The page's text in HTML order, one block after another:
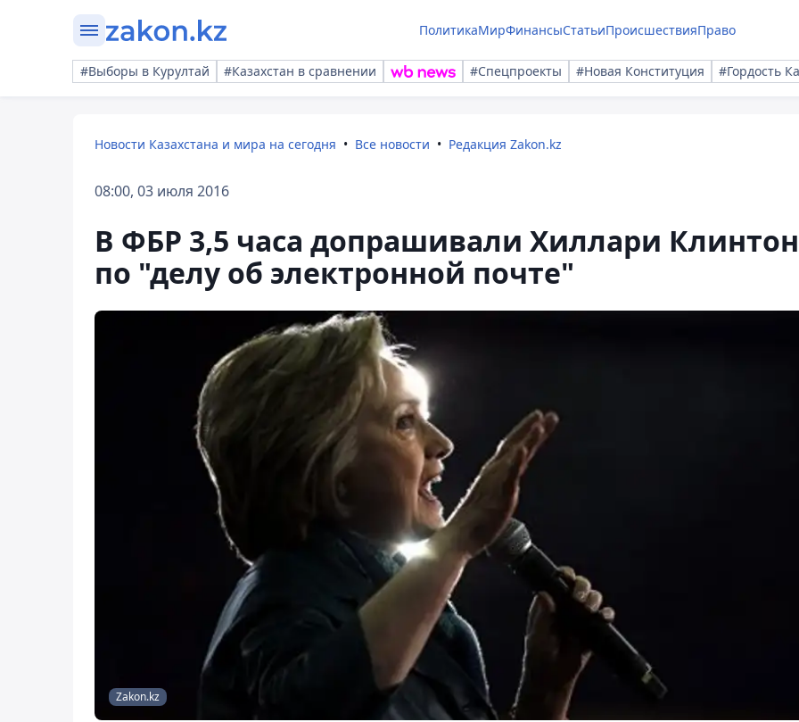
ПолитикаМирФинансыСтатьиПроисшествияПраво
#Выборы в Курултай #Казахстан в сравнении #Спецпроекты #Новая Конституция #Гордость
Новости Казахстана и мира на сегодня Все новости Редакция Zakon.kz
08:00, 03 июля 2016
В ФБР 3,5 часа допрашивали Хиллари Клинтон
по "делу об электронной почте"
Zakon.kz